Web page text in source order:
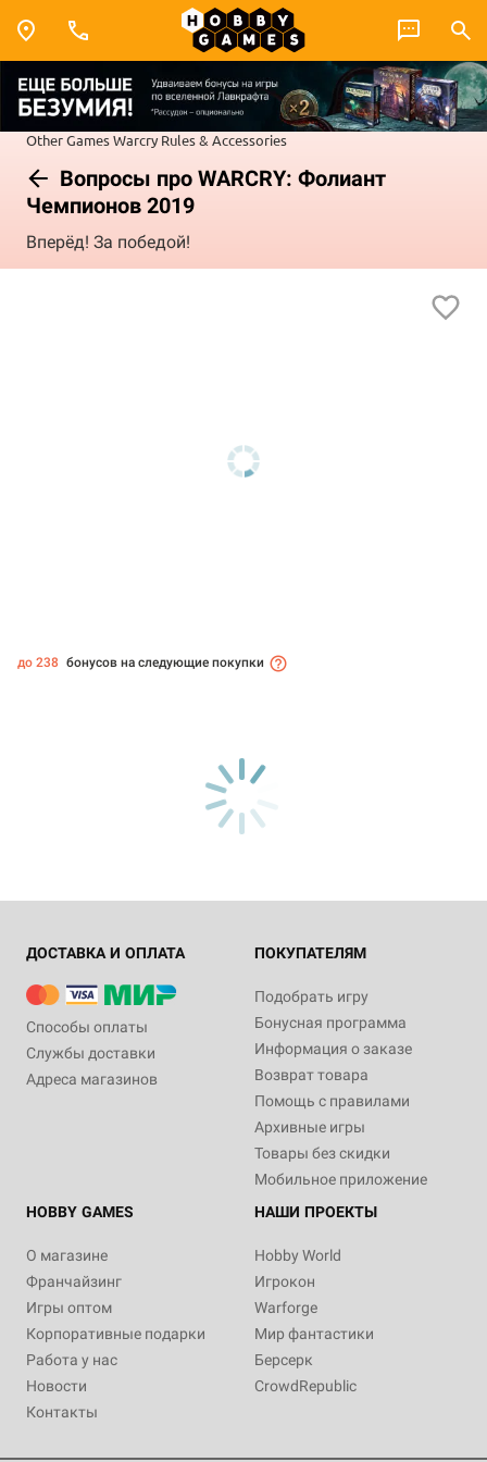
Other GamesWarcry Rules & Accessories
Вопросы про WARCRY: Фолиант
Чемпионов 2019
Вперёд! За победой!
до 238 бонусов на следующие покупки
ДОСТАВКА И ОПЛАТА
Способы оплаты
Службы доставки
Адреса магазинов
ПОКУПАТЕЛЯМ
Подобрать игру
Бонусная программа
Информация о заказе
Возврат товара
Помощь с правилами
Архивные игры
Товары без скидки
Мобильное приложение
HOBBY GAMES
О магазине
Франчайзинг
Игры оптом
Корпоративные подарки
Работа у нас
Новости
Контакты
НАШИ ПРОЕКТЫ
Hobby World
Игрокон
Warforge
Мир фантастики
Берсерк
CrowdRepublic